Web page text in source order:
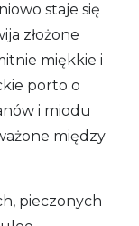
staje się
złożone
miękkie i
porto o
i miodu
między
pieczonych